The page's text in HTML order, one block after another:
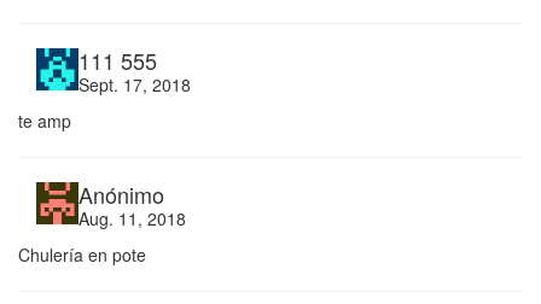
111 555
Sept. 17, 2018
te amp
Anónimo
Aug. 11, 2018
Chulería en pote